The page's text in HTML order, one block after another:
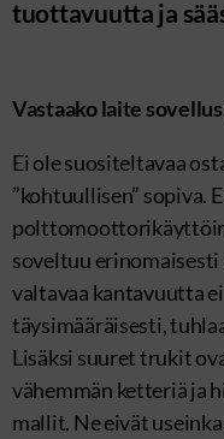
tuottavuutta ja
Vastaako laite
Ei ole suositeltavaa
”kohtuullisen” sopiva.
soveltuu erinomaisesti
valtavaa kantavuutta
täysimääräisesti,
Lisäksi suuret trukit
vähemmän ketteriä ja
mallit. Ne eivät